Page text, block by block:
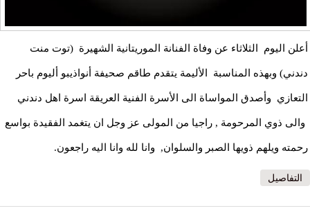
أعلن اليوم الثلاثاء عن وفاة الفنانة الموريتانية الشهيرة (توت منت
دندني) وبهذه المناسبة الأليمة يتقدم طاقم صحيفة أنواذيبو أليوم باحر
التعازي وأصدق المواساة الى الأسرة الفنية العريقة اسرة اهل دندني
والى ذوي المرحومة , راجيا من المولى عز وجل ان يتغمد الفقيدة بواسع
رحمته ويلهم ذويها الصبر والسلوان, وانا لله وانا اليه راجعون.
التفاصيل